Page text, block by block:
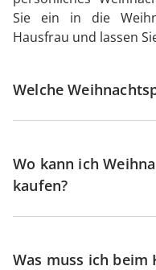
Sie ein in die
Hausfrau und lassen
Welche
Wo kann ich
kaufen?
Was muss ich beim